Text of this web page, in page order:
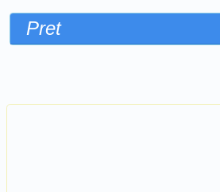
Pret